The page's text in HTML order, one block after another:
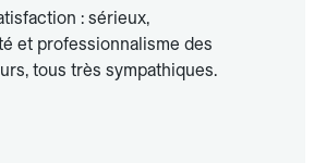
: sérieux,
et professionnalisme des
tous très sympathiques.